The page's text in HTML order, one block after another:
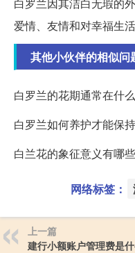
爱情、友情和对幸福生
其他小伙伴的相似问
白罗兰的花期通常在什
白罗兰如何养护才能保
白兰花的象征意义有哪
网络标签：
上一篇
建行小额账户管理费是